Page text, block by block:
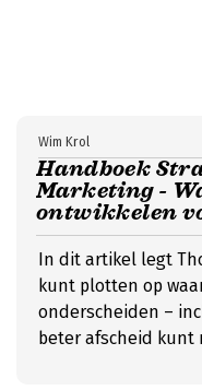
Handboek
Marketing -
ontwikkelen
Wim Krol
In dit artikel legt
kunt plotten op
onderscheiden –
beter afscheid kunt